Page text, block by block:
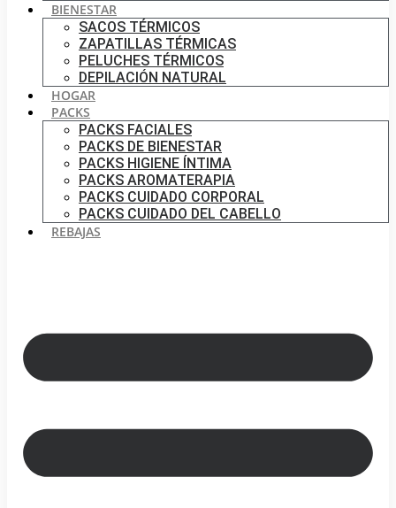
BIENESTAR
SACOS TÉRMICOS
ZAPATILLAS TÉRMICAS
PELUCHES TÉRMICOS
DEPILACIÓN NATURAL
HOGAR
PACKS
PACKS FACIALES
PACKS DE BIENESTAR
PACKS HIGIENE ÍNTIMA
PACKS AROMATERAPIA
PACKS CUIDADO CORPORAL
PACKS CUIDADO DEL CABELLO
REBAJAS